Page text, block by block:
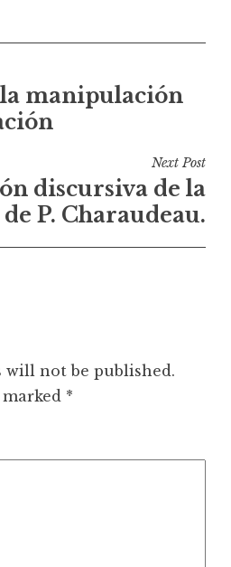
manipulación
Next Post
discursiva de la
P. Charaudeau.
will not be published.
*